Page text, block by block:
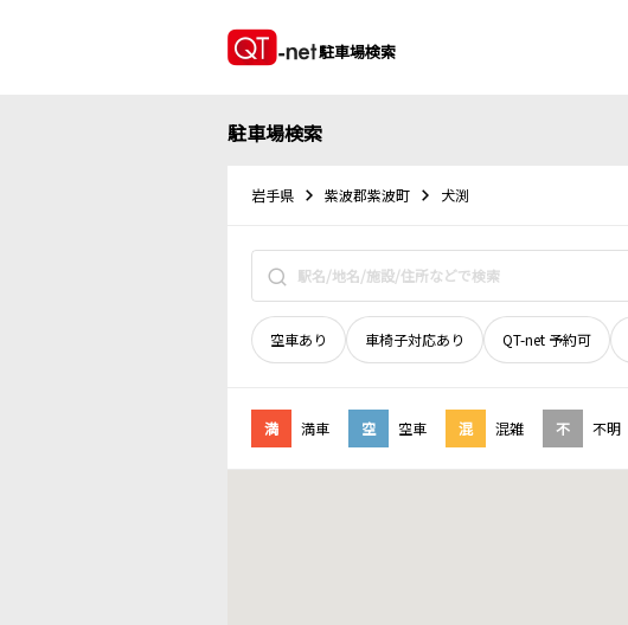
駐車場検索
駐車場検索
岩手県 紫波郡紫波町 犬渕
空車あり 車椅子対応あり QT-net 予約可
満 満車 空 空車 混 混雑 不 不明